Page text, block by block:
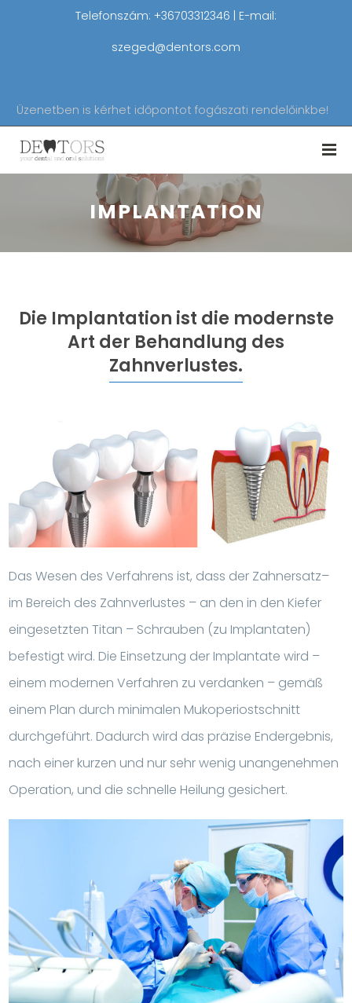
Telefonszám: +36703312346 | E-mail:
szeged@dentors.com
Üzenetben is kérhet időpontot fogászati rendelőinkbe!
IMPLANTATION
Die Implantation ist die modernste
Art der Behandlung des
Zahnverlustes.
Das Wesen des Verfahrens ist, dass der Zahnersatz–
im Bereich des Zahnverlustes – an den in den Kiefer
eingesetzten Titan – Schrauben (zu Implantaten)
befestigt wird. Die Einsetzung der Implantate wird –
einem modernen Verfahren zu verdanken – gemäß
einem Plan durch minimalen Mukoperiostschnitt
durchgeführt. Dadurch wird das präzise Endergebnis,
nach einer kurzen und nur sehr wenig unangenehmen
Operation, und die schnelle Heilung gesichert.